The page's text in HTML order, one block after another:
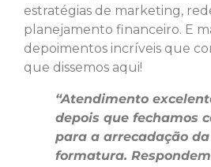
estratégias de marketing,
planejamento financeiro. E
depoimentos incríveis que
que dissemos aqui!
“Atendimento
depois que fechamos
para a arrecadação
formatura.